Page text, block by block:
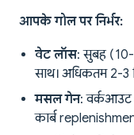
आपके गोल पर निर्भर:
वेट लॉस: सुबह
साथ। अधिकतम 2-3
मसल गेन: वर्कआउट
कार्ब